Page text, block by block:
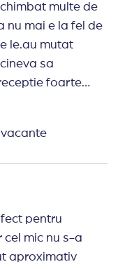
multe de
nu mai e la fel de
le.au mutat
foarte
facut
vacante
pentru
cel mic nu s-a
aproximativ